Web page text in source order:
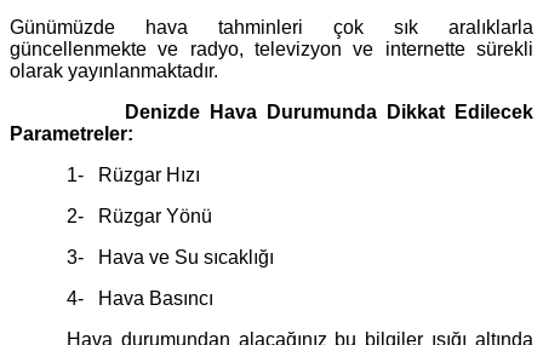
Günümüzde hava tahminleri çok sık aralıklarla
güncellenmekte ve radyo, televizyon ve internette sürekli
olarak yayınlanmaktadır.
Denizde Hava Durumunda Dikkat Edilecek
Parametreler:
1-
Rüzgar Hızı
2-
Rüzgar Yönü
3-
Hava ve Su sıcaklığı
4-
Hava Basıncı
Hava durumundan alacağınız bu bilgiler ışığı altında